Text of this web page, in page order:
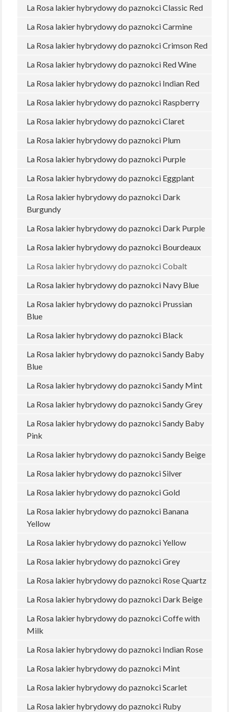
La Rosa lakier hybrydowy do paznokci Classic Red
La Rosa lakier hybrydowy do paznokci Carmine
La Rosa lakier hybrydowy do paznokci Crimson Red
La Rosa lakier hybrydowy do paznokci Red Wine
La Rosa lakier hybrydowy do paznokci Indian Red
La Rosa lakier hybrydowy do paznokci Raspberry
La Rosa lakier hybrydowy do paznokci Claret
La Rosa lakier hybrydowy do paznokci Plum
La Rosa lakier hybrydowy do paznokci Purple
La Rosa lakier hybrydowy do paznokci Eggplant
La Rosa lakier hybrydowy do paznokci Dark
Burgundy
La Rosa lakier hybrydowy do paznokci Dark Purple
La Rosa lakier hybrydowy do paznokci Bourdeaux
La Rosa lakier hybrydowy do paznokci Cobalt
La Rosa lakier hybrydowy do paznokci Navy Blue
La Rosa lakier hybrydowy do paznokci Prussian
Blue
La Rosa lakier hybrydowy do paznokci Black
La Rosa lakier hybrydowy do paznokci Sandy Baby
Blue
La Rosa lakier hybrydowy do paznokci Sandy Mint
La Rosa lakier hybrydowy do paznokci Sandy Grey
La Rosa lakier hybrydowy do paznokci Sandy Baby
Pink
La Rosa lakier hybrydowy do paznokci Sandy Beige
La Rosa lakier hybrydowy do paznokci Silver
La Rosa lakier hybrydowy do paznokci Gold
La Rosa lakier hybrydowy do paznokci Banana
Yellow
La Rosa lakier hybrydowy do paznokci Yellow
La Rosa lakier hybrydowy do paznokci Grey
La Rosa lakier hybrydowy do paznokci Rose Quartz
La Rosa lakier hybrydowy do paznokci Dark Beige
La Rosa lakier hybrydowy do paznokci Coffe with
Milk
La Rosa lakier hybrydowy do paznokci Indian Rose
La Rosa lakier hybrydowy do paznokci Mint
La Rosa lakier hybrydowy do paznokci Scarlet
La Rosa lakier hybrydowy do paznokci Ruby